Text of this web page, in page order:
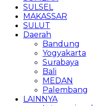
SULSEL
MAKASSAR
SULUT
Daerah
Bandung
Yogyakarta
Surabaya
Bali
MEDAN
Palembang
LAINNYA